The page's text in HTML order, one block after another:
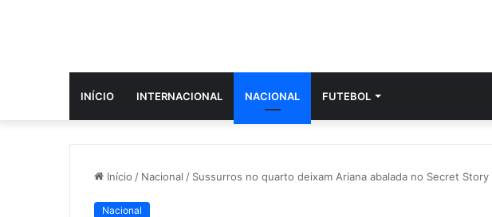
INÍCIO INTERNACIONAL NACIONAL FUTEBOL
Início / Nacional / Sussurros no quarto deixam Ariana abalada no Secret Story
Nacional